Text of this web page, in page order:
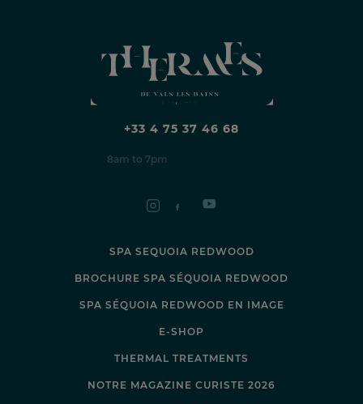
+33 4 75 37 46 68
8am to 7pm
SPA SEQUOIA REDWOOD
BROCHURE SPA SÉQUOIA REDWOOD
SPA SÉQUOIA REDWOOD EN IMAGE
E-SHOP
THERMAL TREATMENTS
NOTRE MAGAZINE CURISTE 2026